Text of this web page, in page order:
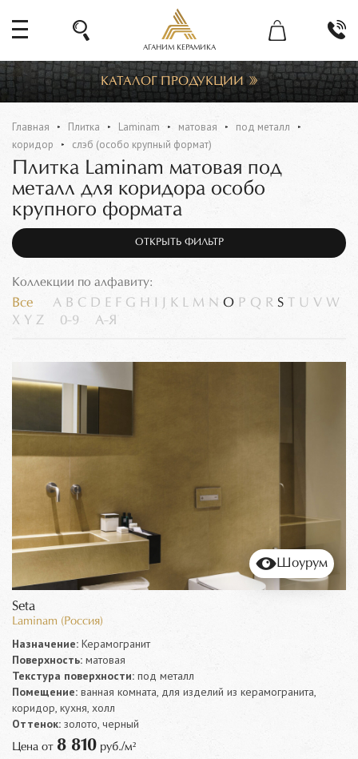
АГАНИМ КЕРАМИКА
КАТАЛОГ ПРОДУКЦИИ
Главная Плитка Laminam матовая
под металл
коридор
слэб (особо крупный формат)
Плитка Laminam матовая под
металл для коридора особо
крупного формата
ОТКРЫТЬ ФИЛЬТР
Коллекции по алфавиту:
Все A B C D E F G H K L M N O P Q R S U V W
X Y Z 0-9 А-Я
Шоурум
Seta
Laminam (Россия)
Назначение: Керамогранит
Поверхность: матовая
Текстура поверхности: под металл
Помещение: ванная комната, для изделий из керамогранита,
коридор, кухня, холл
Оттенок: золото, черный
Цена от 8 810 руб./м²